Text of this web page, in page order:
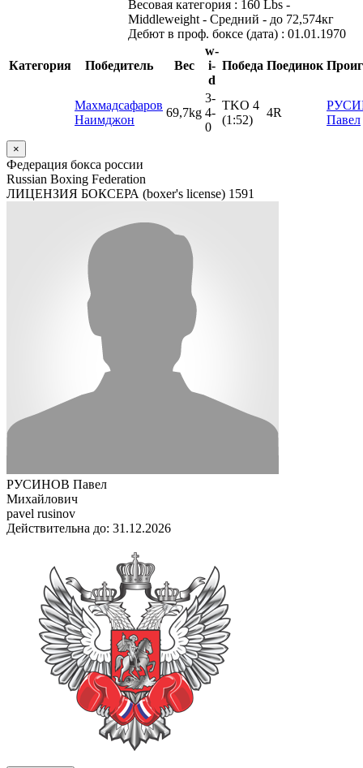
Весовая категория : 160 Lbs -
Middleweight - Средний - до 72,574кг
Дебют в проф. боксе (дата) : 01.01.1970
Категория Победитель Вес
w-
i-
d
Победа Поединок
Махмадсафаров
Наимджон
69,7kg
3-
4-
0
TKO 4
(1:52)
4R
Павел
×
Федерация бокса россии
Russian Boxing Federation
ЛИЦЕНЗИЯ БОКСЕРА (boxer's license) 1591
РУСИНОВ Павел
Михайлович
pavel rusinov
Действительна до: 31.12.2026